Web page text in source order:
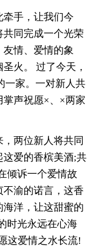
牵手，让我们今
同完成一个光荣
情、爱情的象
火。 过了今天，
一家。一对新人共
掌声祝愿×、×两家
，两位新人将共同
爱的香槟美酒;共
倾诉一个爱情故
渝的诺言，这香
洋，让这甜蜜的
时光永远在心海
这爱情之水长流!